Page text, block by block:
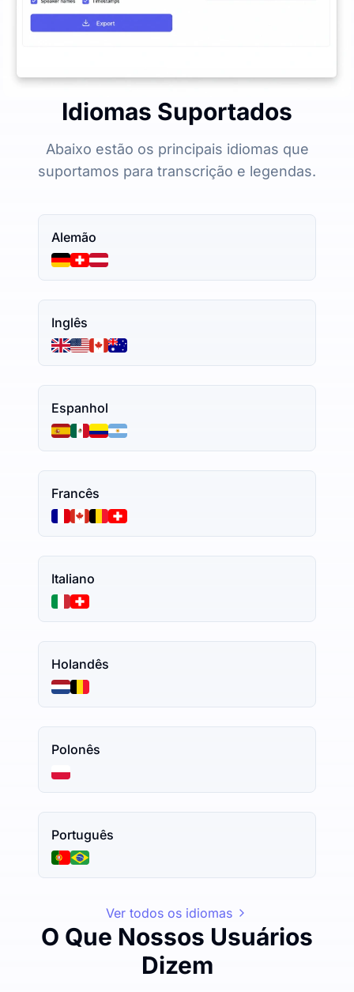
Idiomas Suportados
Abaixo estão os principais idiomas que
suportamos para transcrição e legendas.
Alemão
Inglês
Espanhol
Francês
Italiano
Holandês
Polonês
Português
Ver todos os idiomas
O Que Nossos Usuários
Dizem